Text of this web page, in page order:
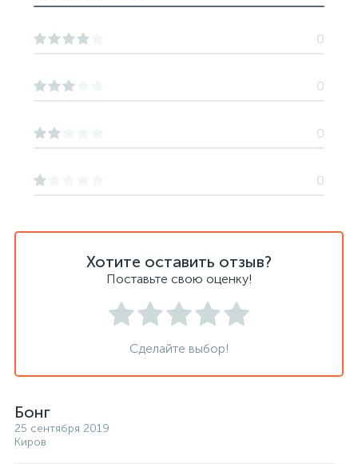
Хотите оставить отзыв?
Поставьте свою оценку!
Сделайте выбор!
Бонг
25 сентября 2019
Киров
0
0
0
0